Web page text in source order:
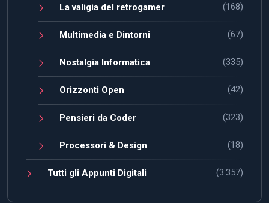
La valigia del retrogamer (168)
Multimedia e Dintorni (67)
Nostalgia Informatica (335)
Orizzonti Open (42)
Pensieri da Coder (323)
Processori & Design (18)
Tutti gli Appunti Digitali (3.357)